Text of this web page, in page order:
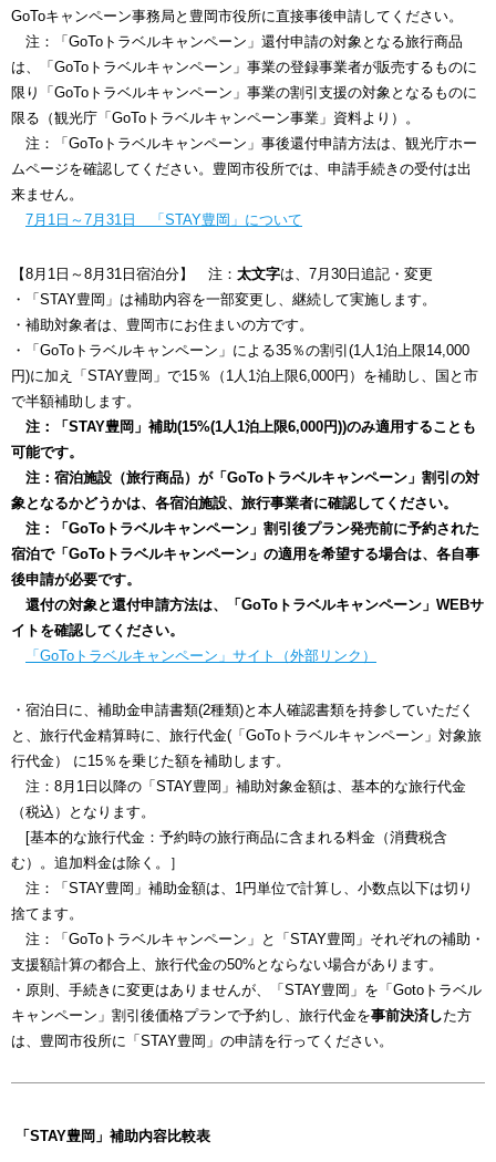
GoToキャンペーン事務局と豊岡市役所に直接事後申請してください。
注：「GoToトラベルキャンペーン」還付申請の対象となる旅行商品
は、「GoToトラベルキャンペーン」事業の登録事業者が販売するものに
限り「GoToトラベルキャンペーン」事業の割引支援の対象となるものに
限る（観光庁「GoToトラベルキャンペーン事業」資料より）。
注：「GoToトラベルキャンペーン」事後還付申請方法は、観光庁ホー
ムページを確認してください。豊岡市役所では、申請手続きの受付は出
来ません。
7月1日～7月31日 「STAY豊岡」について
【8月1日～8月31日宿泊分】 注： 太文字は、7月30日追記・変更
・「STAY豊岡」は補助内容を一部変更し、継続して実施します。
・補助対象者は、豊岡市にお住まいの方です。
・「GoToトラベルキャンペーン」による35％の割引(1人1泊上限14,000
円)に加え「STAY豊岡」で15％（1人1泊上限6,000円）を補助し、国と市
で半額補助します。
注：「STAY豊岡」補助(15%(1人1泊上限6,000円))のみ適用することも
可能です。
注：宿泊施設（旅行商品）が「GoToトラベルキャンペーン」割引の対
象となるかどうかは、各宿泊施設、旅行事業者に確認してください。
注：「GoToトラベルキャンペーン」割引後プラン発売前に予約された
宿泊で「GoToトラベルキャンペーン」の適用を希望する場合は、各自事
後申請が必要です。
還付の対象と還付申請方法は、「GoToトラベルキャンペーン」WEBサ
イトを確認してください。
「GoToトラベルキャンペーン」サイト（外部リンク）
・宿泊日に、補助金申請書類(2種類)と本人確認書類を持参していただく
と、旅行代金精算時に、旅行代金(「GoToトラベルキャンペーン」対象旅
行代金） に15％を乗じた額を補助します。
注：8月1日以降の「STAY豊岡」補助対象金額は、基本的な旅行代金
（税込）となります。
[基本的な旅行代金：予約時の旅行商品に含まれる料金（消費税含
む）。追加料金は除く。］
注：「STAY豊岡」補助金額は、1円単位で計算し、小数点以下は切り
捨てます。
注：「GoToトラベルキャンペーン」と「STAY豊岡」それぞれの補助・
支援額計算の都合上、旅行代金の50%とならない場合があります。
・原則、手続きに変更はありませんが、「STAY豊岡」を「Gotoトラベル
キャンペーン」割引後価格プランで予約し、旅行代金を事前決済した方
は、豊岡市役所に「STAY豊岡」の申請を行ってください。
「STAY豊岡」補助内容比較表